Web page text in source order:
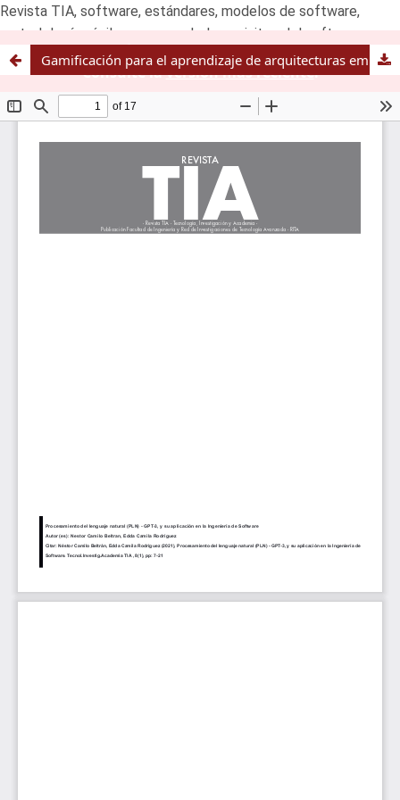
Revista TIA, software, estándares, modelos de software,
metodologías ágiles,scrum,pmbok,requisitos del software
Gamificación para el aprendizaje de arquitecturas empresariales dentro de una entidad privada.
Esta es un versión antigua publicada el July 27, 2021.
Consulte laversión más reciente.